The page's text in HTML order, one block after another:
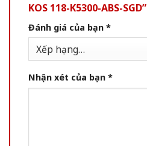
KOS 118-K5300-ABS-SGD”
Đánh giá của bạn *
Nhận xét của bạn *